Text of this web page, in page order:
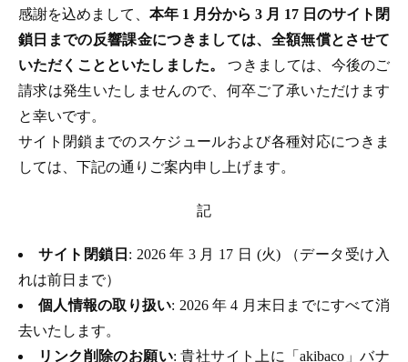
感謝を込めまして、 本年 1 月分から 3 月 17 日のサイト閉
鎖日までの反響課金につきましては、全額無償とさせて
いただくことといたしました。つきましては、今後のご
請求は発生いたしませんので、何卒ご了承いただけます
と幸いです。
サイト閉鎖までのスケジュールおよび各種対応につきま
しては、下記の通りご案内申し上げます。
記
サイト閉鎖日 : 2026 年 3 月 17 日 (火) （データ受け入
れは前日まで）
個人情報の取り扱い: 2026 年 4 月末日までにすべて消
去いたします。
リンク削除のお願い: 貴社サイト上に「akibaco」バナ